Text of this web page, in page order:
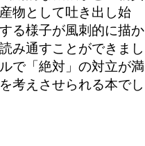
物として吐き出し始
る様子が風刺的に描か
み通すことができまし
で「絶対」の対立が満
考えさせられる本でし